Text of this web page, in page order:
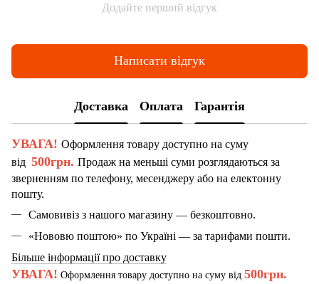
Додайте перший відгук
Написати відгук
Доставка Оплата Гарантія
УВАГА! Оформлення товару доступно на суму
від 500грн. Продаж на меньші суми розглядаються за
зверненням по телефону, месенджеру або на електонну
пошту.
Самовивіз з нашого магазину — безкоштовно.
«Нововю поштою» по Україні — за тарифами пошти.
Більше інформації про доставку
УВАГА! Оформлення товару доступно на суму від 500грн.